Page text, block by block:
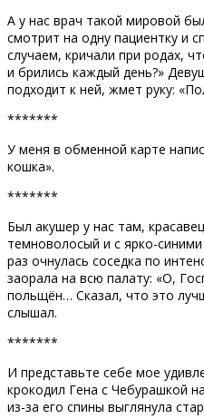
А у нас врач такой мировой
смотрит на одну пациентку и
случаем, кричали при родах,
и брились каждый день?»
подходит к ней, жмет руку:
*******
У меня в обменной карте
кошка».
*******
Был акушер у нас там,
темноволосый и с ярко-
раз очнулась соседка по
заорала на всю палату: «О,
польщён… Сказал, что это
слышал.
*******
И представьте себе мое
крокодил Гена с Чебурашкой
из-за его спины выглянула